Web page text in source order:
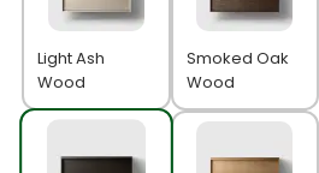
Light Ash
Wood
Smoked Oak
Wood